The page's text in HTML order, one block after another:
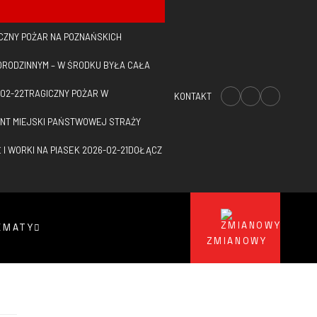
POŻAR NA POZNAŃSKICH
– W ŚRODKU BYŁA CAŁA
22TRAGICZNY POŻAR W
MIEJSKI PAŃSTWOWEJ STRAŻY
I WORKI NA PIASEK 2026-02-21DOŁĄCZ
KONTAKT
ZMIANOWY